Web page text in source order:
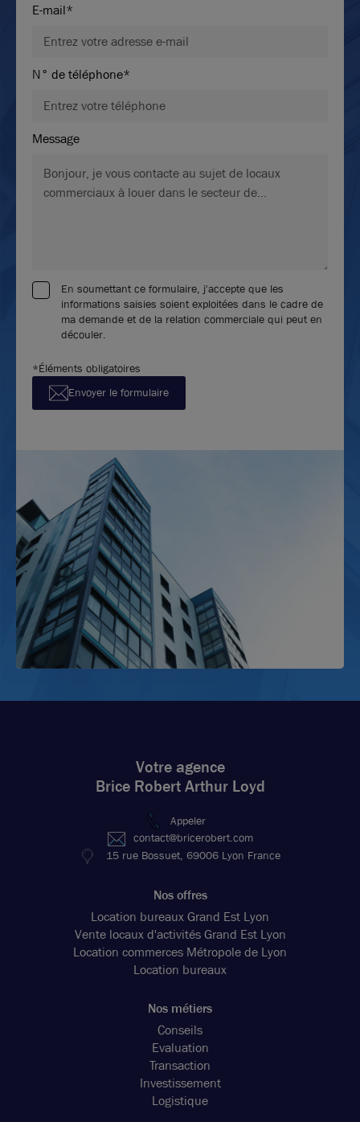
E-mail*
N° de téléphone*
Message
En soumettant ce formulaire, j'accepte que les
informations saisies soient exploitées dans le cadre de
ma demande et de la relation commerciale qui peut en
découler.
*Éléments obligatoires
Envoyer le formulaire
Votre agence
Brice Robert Arthur Loyd
Appeler
contact@bricerobert.com
15 rue Bossuet, 69006 Lyon France
Nos offres
Location bureaux Grand Est Lyon
Vente locaux d'activités Grand Est Lyon
Location commerces Métropole de Lyon
Location bureaux
Nos métiers
Conseils
Evaluation
Transaction
Investissement
Logistique